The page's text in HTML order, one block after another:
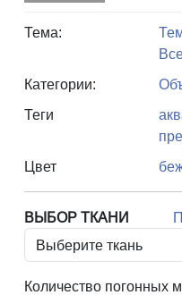
Тема:
Категории:
Теги
Цвет
ВЫБОР ТКАНИ
Количество погонных